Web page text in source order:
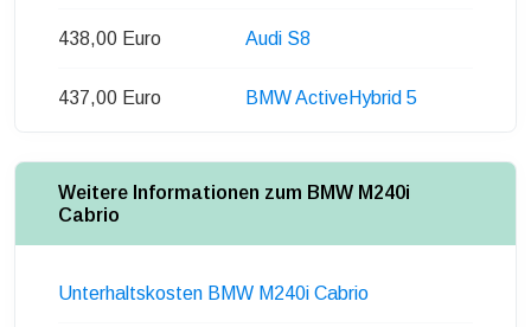
438,00 Euro Audi S8
437,00 Euro BMW ActiveHybrid 5
Weitere Informationen zum BMW M240i
Cabrio
Unterhaltskosten BMW M240i Cabrio